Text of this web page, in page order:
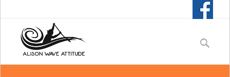
to
content